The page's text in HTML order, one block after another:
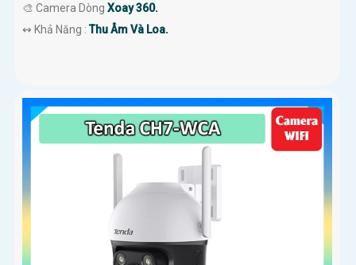
🎨 Camera Dòng Xoay 360.
️↭ Khả Năng :Thu Âm Và Loa.